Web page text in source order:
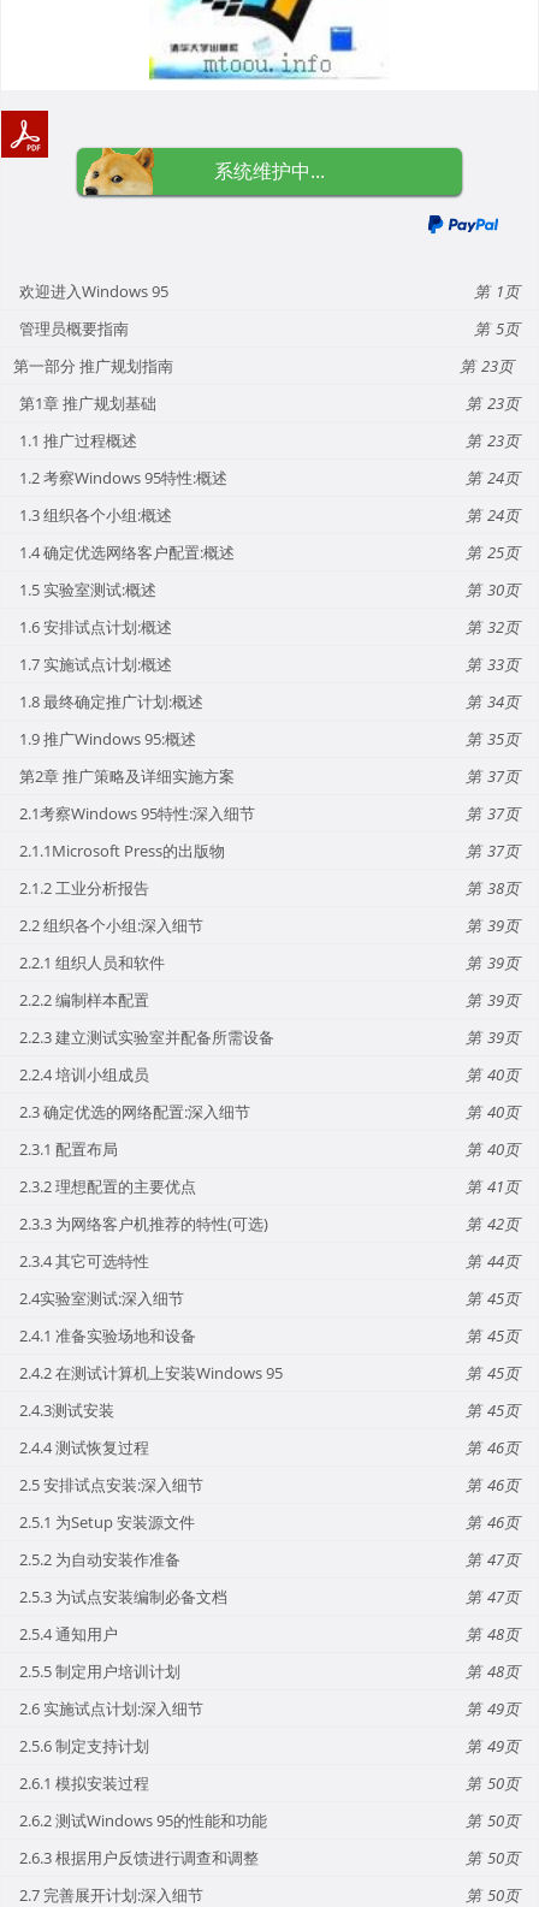
系统维护中...
欢迎进入Windows 95
1
管理员概要指南
5
第一部分 推广规划指南
23
第1章 推广规划基础
23
1.1 推广过程概述
23
1.2 考察Windows 95特性:概述
24
1.3 组织各个小组:概述
24
1.4 确定优选网络客户配置:概述
25
1.5 实验室测试:概述
30
1.6 安排试点计划:概述
32
1.7 实施试点计划:概述
33
1.8 最终确定推广计划:概述
34
1.9 推广Windows 95:概述
35
第2章 推广策略及详细实施方案
37
2.1考察Windows 95特性:深入细节
37
2.1.1Microsoft Press的出版物
37
2.1.2 工业分析报告
38
2.2 组织各个小组:深入细节
39
2.2.1 组织人员和软件
39
2.2.2 编制样本配置
39
2.2.3 建立测试实验室并配备所需设备
39
2.2.4 培训小组成员
40
2.3 确定优选的网络配置:深入细节
40
2.3.1 配置布局
40
2.3.2 理想配置的主要优点
41
2.3.3 为网络客户机推荐的特性(可选)
42
2.3.4 其它可选特性
44
2.4实验室测试:深入细节
45
2.4.1 准备实验场地和设备
45
2.4.2 在测试计算机上安装Windows 95
45
2.4.3测试安装
45
2.4.4 测试恢复过程
46
2.5 安排试点安装:深入细节
46
2.5.1 为Setup 安装源文件
46
2.5.2 为自动安装作准备
47
2.5.3 为试点安装编制必备文档
47
2.5.4 通知用户
48
2.5.5 制定用户培训计划
48
2.6 实施试点计划:深入细节
49
2.5.6 制定支持计划
49
2.6.1 模拟安装过程
50
2.6.2 测试Windows 95的性能和功能
50
2.6.3 根据用户反馈进行调查和调整
50
2.7 完善展开计划:深入细节
50